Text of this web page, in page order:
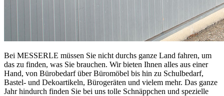
Bei MESSERLE müssen Sie nicht durchs ganze Land fahren, um
das zu finden, was Sie brauchen. Wir bieten Ihnen alles aus einer
Hand, von Bürobedarf über Büromöbel bis hin zu Schulbedarf,
Bastel- und Dekoartikeln, Bürogeräten und vielem mehr. Das ganze
Jahr hindurch finden Sie bei uns tolle Schnäppchen und spezielle